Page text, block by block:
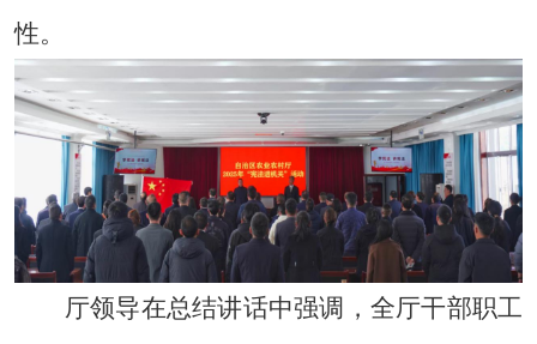
性。
厅领导在总结讲话中强调，全厅干部职工